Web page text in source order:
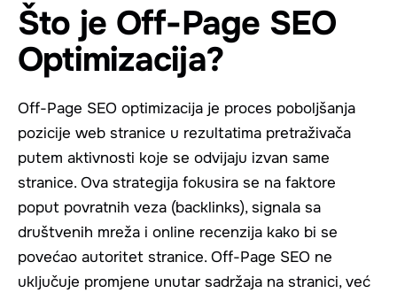
Što je Off-Page SEO
Optimizacija?
Off-Page SEO optimizacija je proces poboljšanja
pozicije web stranice u rezultatima pretraživača
putem aktivnosti koje se odvijaju izvan same
stranice. Ova strategija fokusira se na faktore
poput povratnih veza (backlinks), signala sa
društvenih mreža i online recenzija kako bi se
povećao autoritet stranice. Off-Page SEO ne
uključuje promjene unutar sadržaja na stranici, već